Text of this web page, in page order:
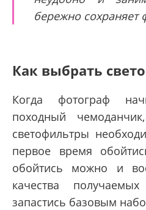
бережно сохраняет
Как выбрать
Когда фотограф
походный
светофильтры
первое время
обойтись можно и
качества
запастись базовым